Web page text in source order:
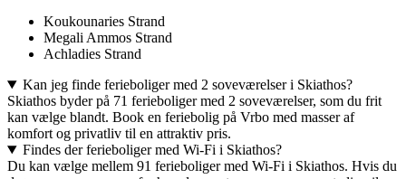
Koukounaries Strand
Megali Ammos Strand
Achladies Strand
Kan jeg finde ferieboliger med 2 soveværelser i Skiathos?
Skiathos byder på 71 ferieboliger med 2 soveværelser, som du frit
kan vælge blandt. Book en feriebolig på Vrbo med masser af
komfort og privatliv til en attraktiv pris.
Findes der ferieboliger med Wi-Fi i Skiathos?
Du kan vælge mellem 91 ferieboliger med Wi-Fi i Skiathos. Hvis du